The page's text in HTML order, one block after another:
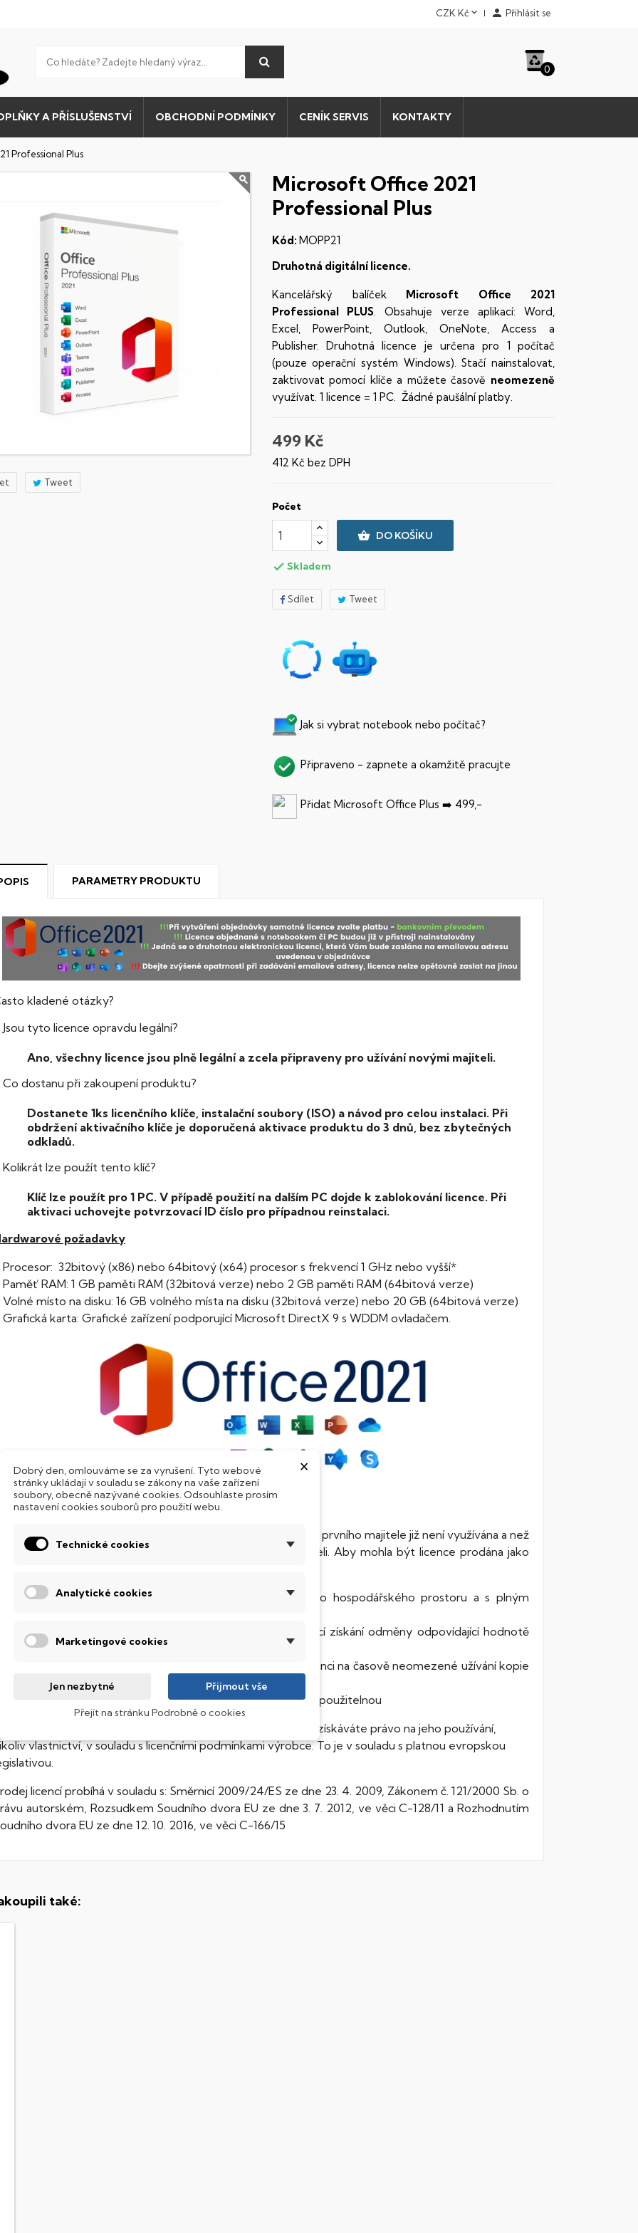
CZK Kč  Přihlásit se
0
A PŘÍSLUŠENSTVÍ OBCHODNÍ PODMÍNKY CENÍK SERVIS KONTAKTY
Professional Plus
Tweet
Microsoft Office 2021
Professional Plus
Kód: MOPP21
Druhotná digitální licence.
Kancelářský balíčekMicrosoft
Office 2021
Professional PLUS. Obsahuje verze aplikací: Word,
Excel, PowerPoint, Outlook, OneNote, Access a
Publisher. Druhotná licence je určena pro 1 počítač
(pouze operační systém Windows). Stačí nainstalovat,
zaktivovat pomocí klíče a můžete časově neomezeně
využívat. 1 licence = 1 PC. Žádné paušální platby.
499 Kč
412 Kč bez DPH
Počet
 DO KOŠÍKU
 Skladem
Sdílet Tweet
Jak si vybrat notebook nebo počítač?
Připraveno - zapnete a okamžitě pracujte
Přidat Microsoft Office Plus ➡️ 499,-
PARAMETRY PRODUKTU
kladené otázky?
Jsou tyto licence opravdu legální?
Ano, všechny licence jsou plně legální a zcela připraveny pro užívání novými majiteli.
Co dostanu při zakoupení produktu?
Dostanete 1ks licenčního klíče, instalační soubory (ISO) a návod pro celou instalaci. Při
obdržení aktivačního klíče je doporučená aktivace produktu do 3 dnů, bez zbytečných
odkladů.
Kolikrát lze použít tento klíč?
Klíč lze použít pro 1 PC. V případě použití na dalším PC dojde k zablokování licence. Při
aktivaci uchovejte potvrzovací ID číslo pro případnou reinstalaci.
požadavky
Procesor: 32bitový (x86) nebo 64bitový (x64) procesor s frekvencí 1 GHz nebo vyšší*
Paměť RAM: 1 GB paměti RAM (32bitová verze) nebo 2 GB paměti RAM (64bitová verze)
Volné místo na disku: 16 GB volného místa na disku (32bitová verze) nebo 20 GB (64bitová verze)
Grafická karta: Grafické zařízení podporující Microsoft DirectX 9 s WDDM ovladačem.
licence
znamená druhotná licence? Jedná se o licenci, jenž u svého prvního majitele již není využívána a než
se na ni "prášilo", je připravena k službám novému majiteli. Aby mohla být licence prodána jako
Software musí být původem prodán v rámci Evropského hospodářského prostoru a s plným
Softwarová licence byla poskytnuta za poplatek, garantující získání odměny odpovídající hodnotě
Majitel autorského práva nabídnul původnímu nabyvateli licenci na časově neomezené užívání kopie
daného softwaru
Původní majitel musí v okamžiku prodeje učinit svoji kopii nepoužitelnou
je chráněn autorskými právy. Zakoupením softwaru získáváte právo na jeho používání,
vlastnictví, v souladu s licenčními podmínkami výrobce. To je v souladu s platnou evropskou
licencí probíhá v souladu s: Směrnicí 2009/24/ES ze dne 23. 4. 2009, Zákonem č. 121/2000 Sb. o
autorském, Rozsudkem Soudního dvora EU ze dne 3. 7. 2012, ve věci C-128/11 a Rozhodnutím
dvora EU ze dne 12. 10. 2016, ve věci C-166/15
také:
×
Dobrý den, omlouváme se za vyrušení. Tyto webové
stránky ukládají v souladu se zákony na vaše zařízení
soubory, obecně nazývané cookies. Odsouhlaste prosím
nastavení cookies souborů pro použití webu.
Technické cookies
Analytické cookies
Marketingové cookies
Jen nezbytné Přijmout vše
Přejít na stránku Podrobně o cookies